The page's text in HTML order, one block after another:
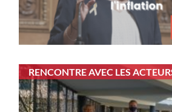
RENCONTRE AVEC LES